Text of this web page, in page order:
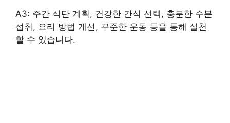
A3: 주간 식단 계획, 건강한 간식 선택, 충분한 수분
섭취, 요리 방법 개선, 꾸준한 운동 등을 통해 실천
할 수 있습니다.